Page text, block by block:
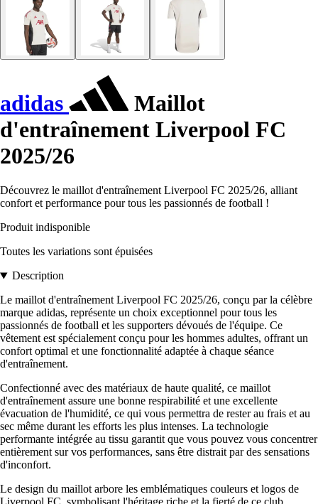
adidas
Maillot
d'entraînement Liverpool FC
2025/26
Découvrez le maillot d'entraînement Liverpool FC 2025/26, alliant
confort et performance pour tous les passionnés de football !
Produit indisponible
Toutes les variations sont épuisées
Description
Le maillot d'entraînement Liverpool FC 2025/26, conçu par la célèbre
marque adidas, représente un choix exceptionnel pour tous les
passionnés de football et les supporters dévoués de l'équipe. Ce
vêtement est spécialement conçu pour les hommes adultes, offrant un
confort optimal et une fonctionnalité adaptée à chaque séance
d'entraînement.
Confectionné avec des matériaux de haute qualité, ce maillot
d'entraînement assure une bonne respirabilité et une excellente
évacuation de l'humidité, ce qui vous permettra de rester au frais et au
sec même durant les efforts les plus intenses. La technologie
performante intégrée au tissu garantit que vous pouvez vous concentrer
entièrement sur vos performances, sans être distrait par des sensations
d'inconfort.
Le design du maillot arbore les emblématiques couleurs et logos de